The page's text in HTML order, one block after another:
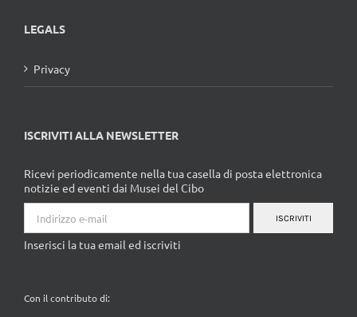
LEGALS
Privacy
ISCRIVITI ALLA NEWSLETTER
Ricevi periodicamente nella tua casella di posta elettronica
notizie ed eventi dai Musei del Cibo
ISCRIVITI
Inserisci la tua email ed iscriviti
Con il contributo di: